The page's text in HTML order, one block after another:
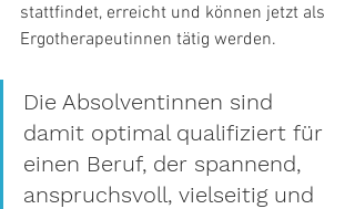
stattfindet, erreicht und können jetzt als
Ergotherapeutinnen tätig werden.
Die Absolventinnen sind
damit optimal qualifiziert für
einen Beruf, der spannend,
anspruchsvoll, vielseitig und